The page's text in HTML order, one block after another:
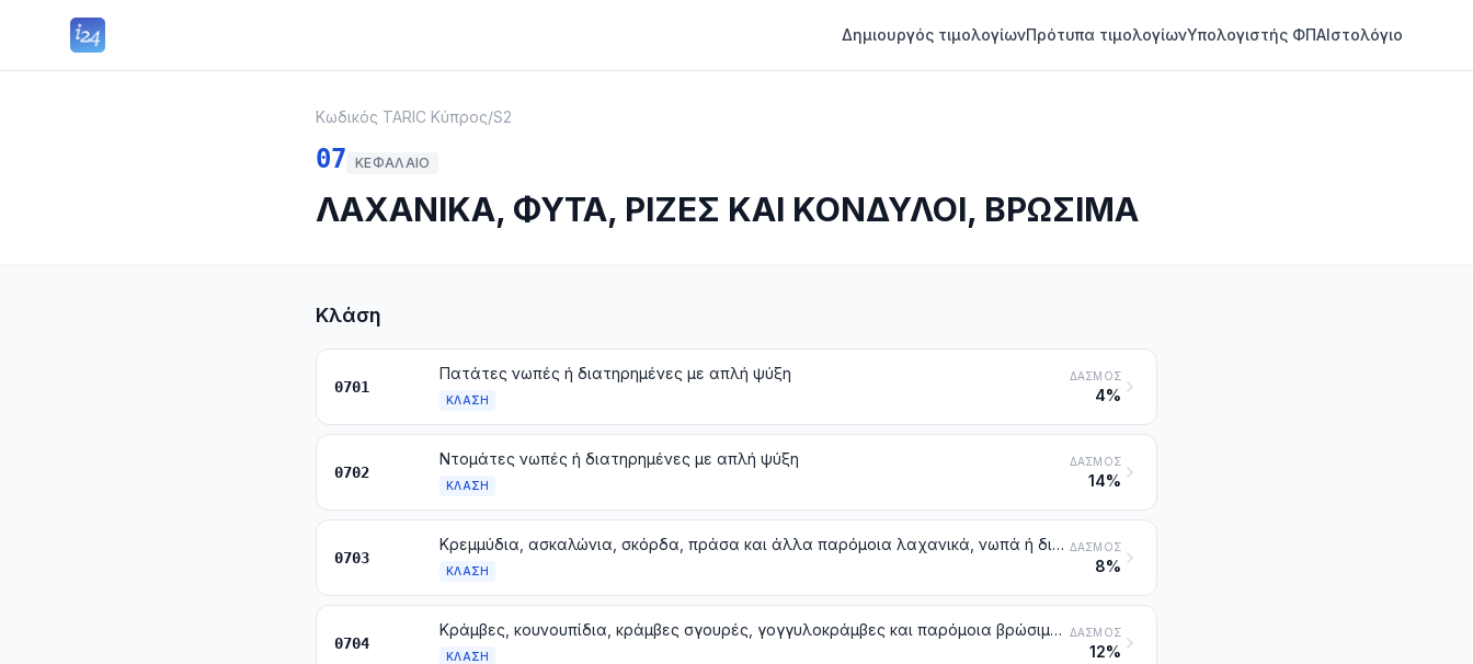
Δημιουργός τιμολογίωνΠρότυπα τιμολογίωνΥπολογιστής ΦΠΑΙστολόγιο
Κωδικός TARIC Κύπρος/S2
07 ΚΕΦΆΛΑΙΟ
ΛΑΧΑΝΙΚΑ, ΦΥΤΑ, ΡΙΖΕΣ ΚΑΙ ΚΟΝΔΥΛΟΙ, ΒΡΩΣΙΜΑ
Κλάση
0701
Πατάτες νωπές ή διατηρημένες με απλή ψύξη
ΚΛΆΣΗ
ΔΑΣΜΌΣ
4%
0702
Ντομάτες νωπές ή διατηρημένες με απλή ψύξη
ΚΛΆΣΗ
ΔΑΣΜΌΣ
14%
0703
Κρεμμύδια, ασκαλώνια, σκόρδα, πράσα και άλλα παρόμοια λαχανικά, νωπά ή διατηρημένα με απλή ψύξη
ΚΛΆΣΗ
ΔΑΣΜΌΣ
8%
0704
Κράμβες, κουνουπίδια, κράμβες σγουρές, γογγυλοκράμβες και παρόμοια βρώσιμα προϊόντα του γένους Brassica, νωπά ή διατηρημένα με απλή ψύξη
ΚΛΆΣΗ
ΔΑΣΜΌΣ
12%